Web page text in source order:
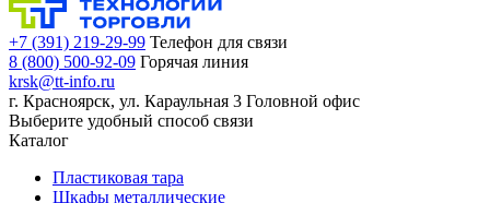
+7 (391) 219-29-99 Телефон для связи
8 (800) 500-92-09 Горячая линия
krsk@tt-info.ru
г. Красноярск, ул. Караульная 3 Головной офис
Выберите удобный способ связи
Каталог
Пластиковая тара
Шкафы металлические